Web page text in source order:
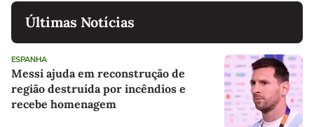
Últimas Notícias
ESPANHA
Messi ajuda em reconstrução de
região destruída por incêndios e
recebe homenagem